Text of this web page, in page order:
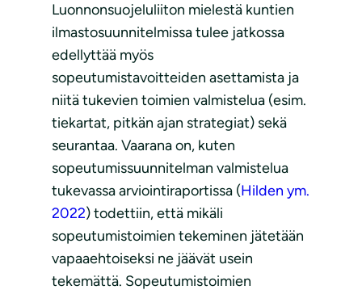
Luonnonsuojeluliiton mielestä kuntien
ilmastosuunnitelmissa tulee jatkossa
edellyttää myös
sopeutumistavoitteiden asettamista ja
niitä tukevien toimien valmistelua (esim.
tiekartat, pitkän ajan strategiat) sekä
seurantaa. Vaarana on, kuten
sopeutumissuunnitelman valmistelua
tukevassa arviointiraportissa (Hilden ym.
2022) todettiin, että mikäli
sopeutumistoimien tekeminen jätetään
vapaaehtoiseksi ne jäävät usein
tekemättä. Sopeutumistoimien